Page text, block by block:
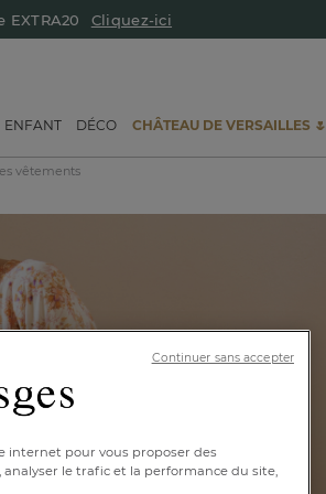
EXTRA20 Cliquez-ici
ENFANT DÉCO CHÂTEAU DE VERSAILLES 🌷
vêtements
internet pour vous proposer des
le trafic et la performance du site,
Continuer sans accepter